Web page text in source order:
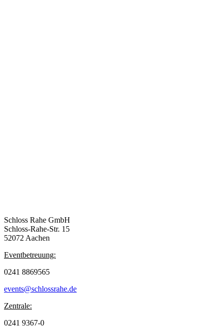
Schloss Rahe GmbH
Schloss-Rahe-Str. 15
52072 Aachen
Eventbetreuung:
0241 8869565
events@schlossrahe.de
Zentrale:
0241 9367-0